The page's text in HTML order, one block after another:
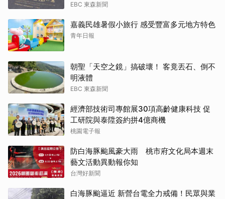
EBC 東森新聞
嘉義民雄暑假小旅行 感受豐富多元地方特色
青年日報
朝聖「天空之鏡」搞破壞！ 客竟丟石、倒不
明液體
EBC 東森新聞
經濟部技術司專館展30項高齡健康科技 促
工研院與泰陞簽約拼4億商機
桃園電子報
防白海豚颱風豪大雨 桃市府文化局本週末
藝文活動異動報你知
台灣好新聞
白海豚颱逼近 新營台電全力戒備！民眾與業